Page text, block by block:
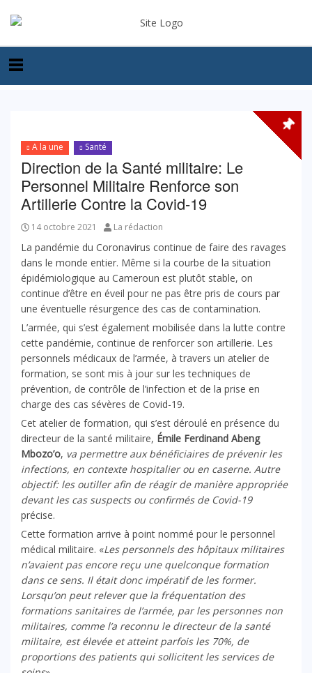
A la une Santé
Direction de la Santé militaire: Le
Personnel Militaire Renforce son
Artillerie Contre la Covid-19
14 octobre 2021 La rédaction
La pandémie du Coronavirus continue de faire des ravages
dans le monde entier. Même si la courbe de la situation
épidémiologique au Cameroun est plutôt stable, on
continue d’être en éveil pour ne pas être pris de cours par
une éventuelle résurgence des cas de contamination.
L’armée, qui s’est également mobilisée dans la lutte contre
cette pandémie, continue de renforcer son artillerie. Les
personnels médicaux de l’armée, à travers un atelier de
formation, se sont mis à jour sur les techniques de
prévention, de contrôle de l’infection et de la prise en
charge des cas sévères de Covid-19.
Cet atelier de formation, qui s’est déroulé en présence du
directeur de la santé militaire, Émile Ferdinand Abeng
Mbozo’o, va permettre aux bénéficiaires de prévenir les
infections, en contexte hospitalier ou en caserne. Autre
objectif: les outiller afin de réagir de manière appropriée
devant les cas suspects ou confirmés de Covid-19
précise.
Cette formation arrive à point nommé pour le personnel
médical militaire. «Les personnels des hôpitaux militaires
n’avaient pas encore reçu une quelconque formation
dans ce sens. Il était donc impératif de les former.
Lorsqu’on peut relever que la fréquentation des
formations sanitaires de l’armée, par les personnes non
militaires, comme l’a reconnu le directeur de la santé
militaire, est élevée et atteint parfois les 70%, de
proportions des patients qui sollicitent les services de